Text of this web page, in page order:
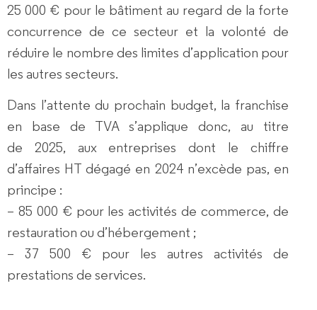
25 000 € pour le bâtiment au regard de la forte
concurrence de ce secteur et la volonté de
réduire le nombre des limites d’application pour
les autres secteurs.
Dans l’attente du prochain budget, la franchise
en base de TVA s’applique donc, au titre
de 2025, aux entreprises dont le chiffre
d’affaires HT dégagé en 2024 n’excède pas, en
principe :
– 85 000 € pour les activités de commerce, de
restauration ou d’hébergement ;
– 37 500 € pour les autres activités de
prestations de services.